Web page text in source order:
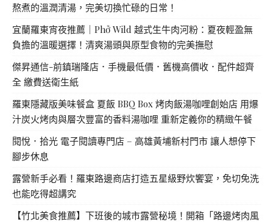
熬煮的溫潤清湯，完美切換忙碌的日常！
宜蘭羅東宵夜推薦｜Phở Wild 越式生牛肉河粉：夏夜輕盈無
負擔的溫暖選擇！清爽湯頭與原型食物的完美撫慰
傑昇通信-前鎮瑞隆店．手機最低價．舊機高價收．配件超齊
全 繳費送衛生紙
羅東隱藏版美味餐盒 夏飯 BBQ Box 烤肉飯湯咖哩創始店 用爆
汁炭火烤肉與層次豐富的香料湯咖哩 重新定義你的精緻午餐
閱悅．拾光 電子閱讀專門店 – 高雄黃埔新村門市 讓人想停下
腳步休息
露營新手必看！羅東路邊商店打造五星級野炊饗宴，免切免洗
也能吃得超講究
【竹北美食推薦】下班後的城市露營秘境！開箱「路邊烤肉風